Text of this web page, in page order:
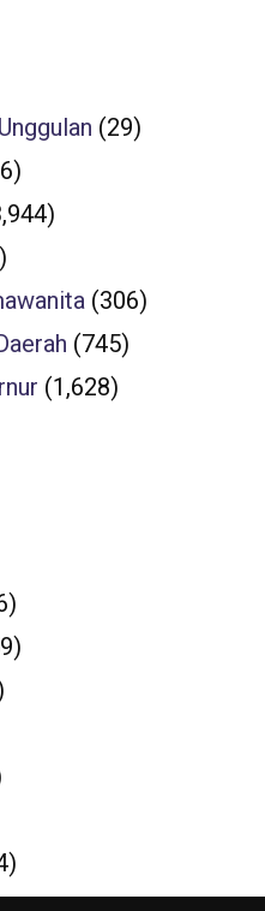
(29)
(306)
(745)
(1,628)